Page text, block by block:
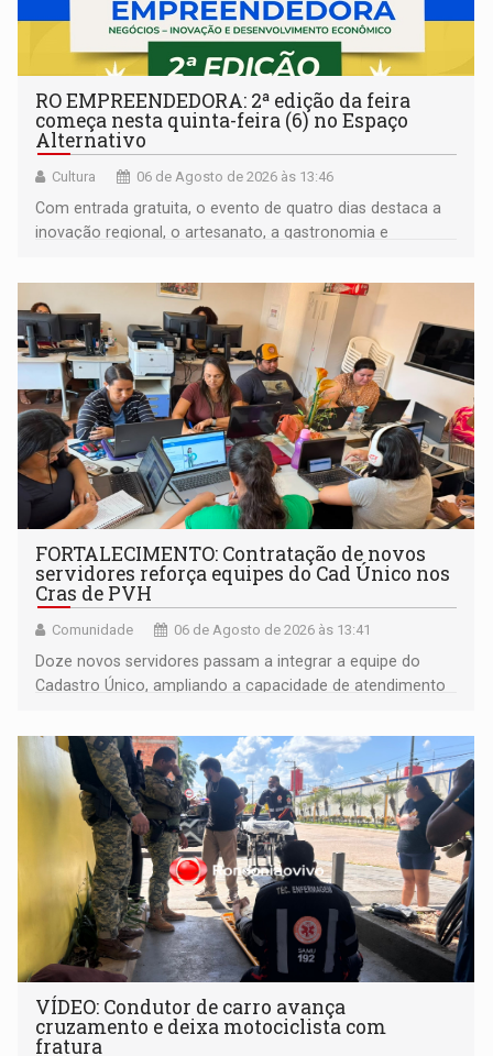
RO EMPREENDEDORA: 2ª edição da feira
começa nesta quinta-feira (6) no Espaço
Alternativo
Cultura 06 de Agosto de 2026 às 13:46
Com entrada gratuita, o evento de quatro dias destaca a
inovação regional, o artesanato, a gastronomia e
FORTALECIMENTO: Contratação de novos
servidores reforça equipes do Cad Único nos
Cras de PVH
Comunidade 06 de Agosto de 2026 às 13:41
Doze novos servidores passam a integrar a equipe do
Cadastro Único, ampliando a capacidade de atendimento
VÍDEO: Condutor de carro avança
cruzamento e deixa motociclista com
fratura